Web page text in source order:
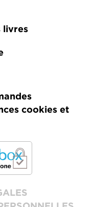
livres
cookies et